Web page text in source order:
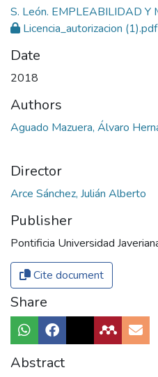
S. León. EMPLEABILIDAD Y
Licencia_autorizacion (1).pdf
Date
2018
Authors
Aguado Mazuera, Álvaro
Director
Arce Sánchez, Julián Alberto
Publisher
Pontificia Universidad
Cite document
Share
Abstract